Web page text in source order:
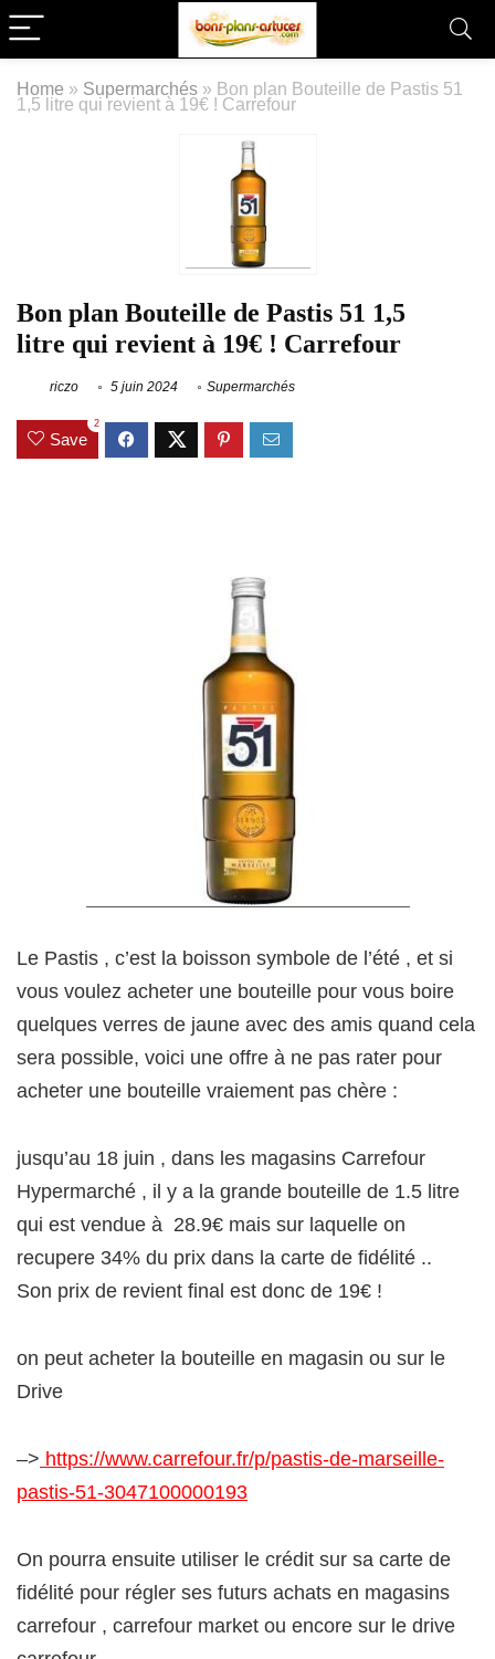
Home » Supermarchés » Bon plan Bouteille de Pastis 51
1,5 litre qui revient à 19€ ! Carrefour
Bon plan Bouteille de Pastis 51 1,5
litre qui revient à 19€ ! Carrefour
riczo 5 juin 2024 Supermarchés
Save
2
Le Pastis , c’est la boisson symbole de l’été , et si
vous voulez acheter une bouteille pour vous boire
quelques verres de jaune avec des amis quand cela
sera possible, voici une offre à ne pas rater pour
acheter une bouteille vraiement pas chère :
jusqu’au 18 juin , dans les magasins Carrefour
Hypermarché , il y a la grande bouteille de 1.5 litre
qui est vendue à 28.9€ mais sur laquelle on
recupere 34% du prix dans la carte de fidélité ..
Son prix de revient final est donc de 19€ !
on peut acheter la bouteille en magasin ou sur le
Drive
–> https://www.carrefour.fr/p/pastis-de-marseille-
pastis-51-3047100000193
On pourra ensuite utiliser le crédit sur sa carte de
fidélité pour régler ses futurs achats en magasins
carrefour , carrefour market ou encore sur le drive